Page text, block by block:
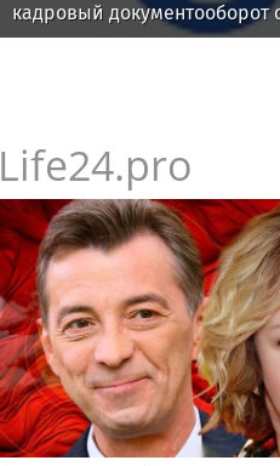
кадровый
Life24.pro